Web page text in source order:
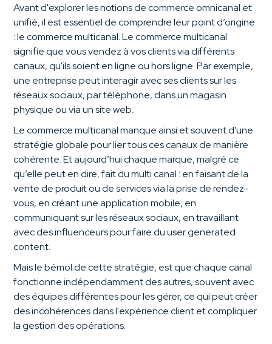
Avant d'explorer les notions de commerce omnicanal et
unifié, il est essentiel de comprendre leur point d’origine
: le commerce multicanal. Le commerce multicanal
signifie que vous vendez à vos clients via différents
canaux, qu'ils soient en ligne ou hors ligne. Par exemple,
une entreprise peut interagir avec ses clients sur les
réseaux sociaux, par téléphone, dans un magasin
physique ou via un site web.
Le commerce multicanal manque ainsi et souvent d'une
stratégie globale pour lier tous ces canaux de manière
cohérente. Et aujourd’hui chaque marque, malgré ce
qu’elle peut en dire, fait du multi canal : en faisant de la
vente de produit ou de services via la prise de rendez-
vous, en créant une application mobile, en
communiquant sur les réseaux sociaux, en travaillant
avec des influenceurs pour faire du user generated
content.
Mais le bémol de cette stratégie, est que chaque canal
fonctionne indépendamment des autres, souvent avec
des équipes différentes pour les gérer, ce qui peut créer
des incohérences dans l'expérience client et compliquer
la gestion des opérations.